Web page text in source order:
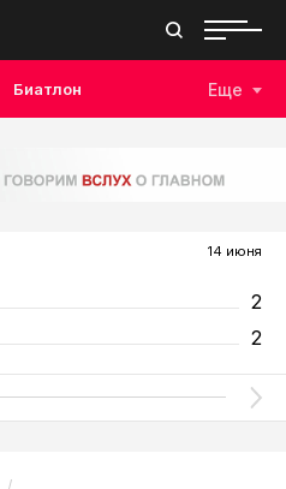
Биатлон Еще
14 июня
2
2